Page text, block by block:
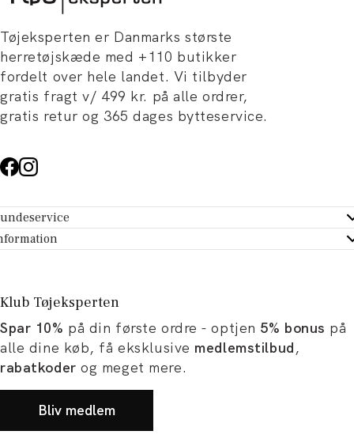
Tøjeksperten er Danmarks største
herretøjskæde med +110 butikker
fordelt over hele landet. Vi tilbyder
gratis fragt v/ 499 kr. på alle ordrer,
gratis retur og 365 dages bytteservice.
- Hjælpecenter
dit køb
Tøjeksperten
og artikler
og karriere
Klub Tøjeksperten
Spar 10% på din første ordre - optjen 5% bonus på
alle dine køb, få eksklusive medlemstilbud,
rabatkoder og meget mere.
Bliv medlem